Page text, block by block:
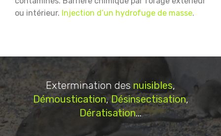
ou intérieur. Injection d’un hydrofuge de masse.
Extermination des nuisibles,
Démoustication,Désinsectisation,
Dératisation...